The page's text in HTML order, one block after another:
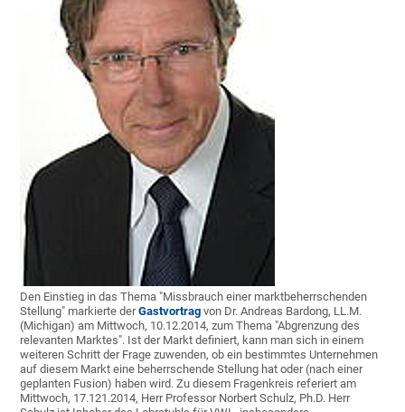
Den Einstieg in das Thema "Missbrauch einer marktbeherrschenden
Stellung" markierte derGastvortrag von Dr. Andreas Bardong, LL.M.
(Michigan) am Mittwoch, 10.12.2014, zum Thema "Abgrenzung des
relevanten Marktes". Ist der Markt definiert, kann man sich in einem
weiteren Schritt der Frage zuwenden, ob ein bestimmtes Unternehmen
auf diesem Markt eine beherrschende Stellung hat oder (nach einer
geplanten Fusion) haben wird. Zu diesem Fragenkreis referiert am
Mittwoch, 17.121.2014, Herr Professor Norbert Schulz, Ph.D. Herr